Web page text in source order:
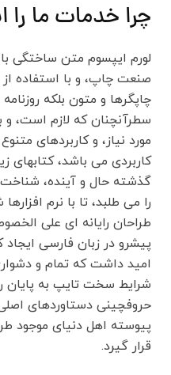
چرا خدمات ما را
لورم ایپسوم متن ساختگی با
صنعت چاپ، و با استفاده
چاپگرها و متون بلکه
سطرآنچنان که لازم است، و
مورد نیاز، و کاربردهای
کاربردی می باشد،
گذشته حال و آینده،
را می طلبد، تا با نرم
طراحان رایانه ای علی
پیشرو در زبان فارسی
امید داشت که تمام و
شرایط سخت تایپ به پایان
حروفچینی دستاوردهای
پیوسته اهل دنیای موجود
قرار گیرد.